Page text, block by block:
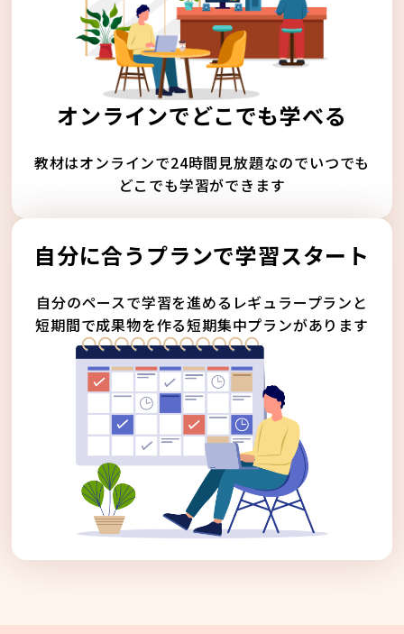
オンラインでどこでも学べる
教材はオンラインで24時間見放題なのでいつでも
どこでも学習ができます
自分に合うプランで学習スタート
自分のペースで学習を進めるレギュラープランと
短期間で成果物を作る短期集中プランがあります